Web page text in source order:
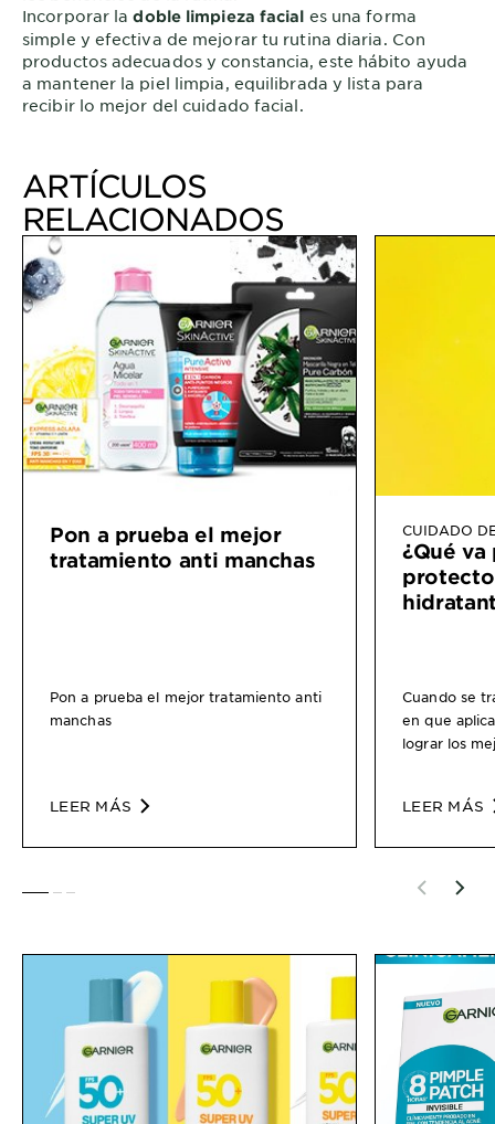
Incorporar ladoble limpieza facial es una forma
simple y efectiva de mejorar tu rutina diaria. Con
productos adecuados y constancia, este hábito ayuda
a mantener la piel limpia, equilibrada y lista para
recibir lo mejor del cuidado facial.
ARTÍCULOS
RELACIONADOS
Pon a prueba el mejor
tratamiento anti manchas
Pon a prueba el mejor tratamiento anti
manchas
LEER MÁS
CUIDADO
¿Qué
Cuando se
en que
lograr los
LEER MÁS